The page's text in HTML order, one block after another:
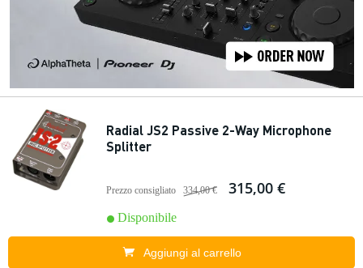
Radial JS2 Passive 2-Way Microphone
Splitter
Prezzo consigliato 334,00 € 315,00 €
Disponibile
Aggiungi al carrello